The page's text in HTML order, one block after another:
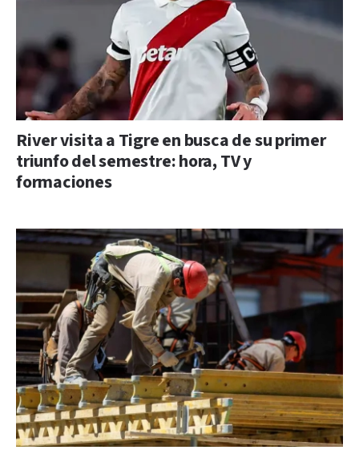
River visita a Tigre en busca de su primer
triunfo del semestre: hora, TV y
formaciones